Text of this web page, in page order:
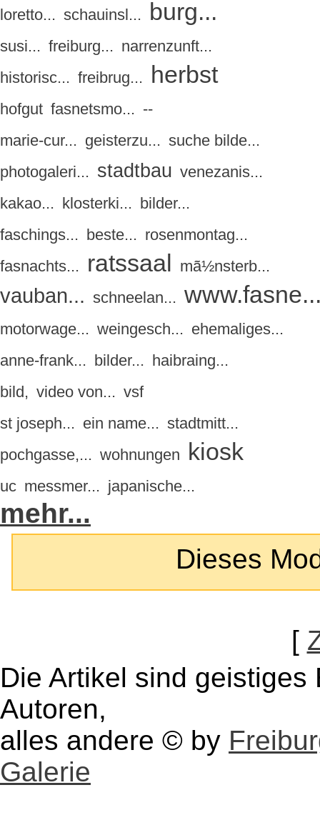
loretto... schauinsl... burg...
susi... freiburg... narrenzunft...
historisc... freibrug... herbst
hofgut fasnetsmo... --
marie-cur... geisterzu... suche bilde...
photogaleri... stadtbau venezanis...
kakao... klosterki... bilder...
faschings... beste... rosenmontag...
fasnachts... ratssaal mã½nsterb...
vauban... schneelan...
motorwage... weingesch... ehemaliges...
anne-frank... bilder... haibraing...
bild, video von... vsf
st joseph... ein name... stadtmitt...
pochgasse,... wohnungen kiosk
uc messmer... japanische...
mehr...
Dieses
[
Die Artikel sind
Autoren,
alles andere © by
Galerie